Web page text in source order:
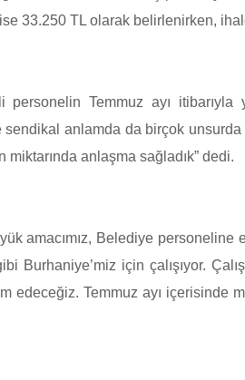
33.250 TL olarak belirlenirken,
personelin Temmuz ayı
sendikal anlamda da birçok
anlaşma sağladık” dedi.
amacımız, Belediye
Burhaniye’miz için çalışıyor.
edeceğiz. Temmuz ayı içerisinde